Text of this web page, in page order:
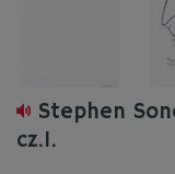
Stephen
cz.1.